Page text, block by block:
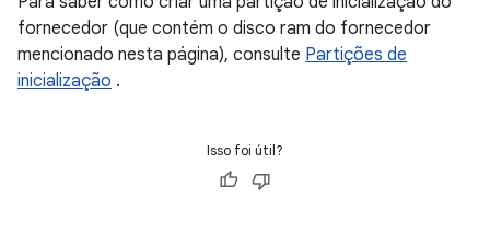
fornecedor (que contém o disco ram do fornecedor
mencionado nesta página), consulte Partições de
inicialização .
Isso foi útil?